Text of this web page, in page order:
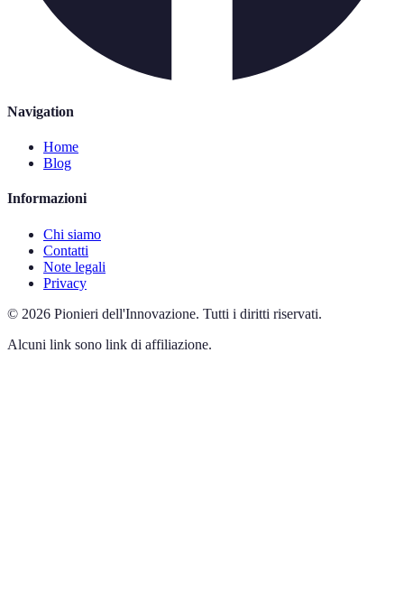
Navigation
Home
Blog
Informazioni
Chi siamo
Contatti
Note legali
Privacy
© 2026 Pionieri dell'Innovazione. Tutti i diritti riservati.
Alcuni link sono link di affiliazione.